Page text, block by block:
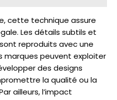
cette technique assure
Les détails subtils et
reproduits avec une
marques peuvent exploiter
des designs
la qualité ou la
ailleurs, l’impact